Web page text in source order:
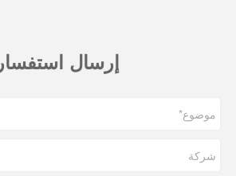
إرسال استفسار